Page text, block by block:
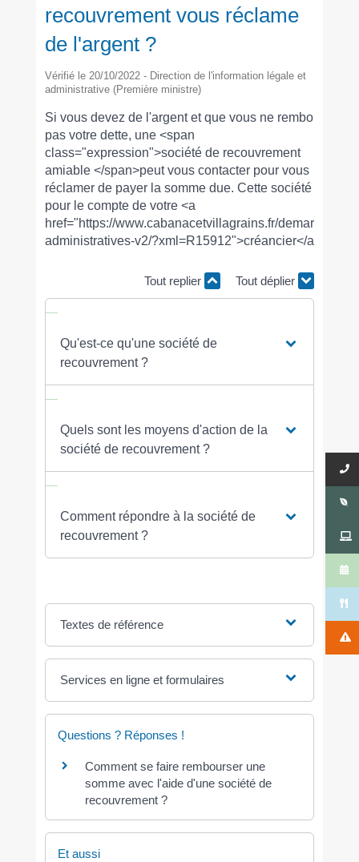
recouvrement vous réclame
de l'argent ?
Vérifié le 20/10/2022 - Direction de l'information légale et
administrative (Première ministre)
Si vous devez de l'argent et que vous ne remboursez
pas votre dette, une <span
class="expression">société de recouvrement
amiable </span>peut vous contacter pour vous
réclamer de payer la somme due. Cette société agit
pour le compte de votre <a
href="https://www.cabanacetvillagrains.fr/demarches-
administratives-v2/?xml=R15912">créancier</a>.
Tout replier Tout déplier
Qu'est-ce qu'une société de
recouvrement ?
Quels sont les moyens d'action de la
société de recouvrement ?
Comment répondre à la société de
recouvrement ?
Textes de référence
Services en ligne et formulaires
Questions ? Réponses !
Comment se faire rembourser une
somme avec l'aide d'une société de
recouvrement ?
Et aussi